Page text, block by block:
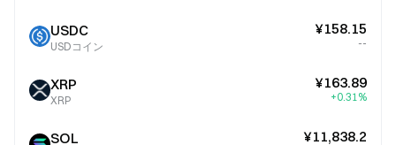
USDC
USDコイン
¥158.15
--
XRP
XRP
¥163.89
+0.31%
SOL ¥11,838.2